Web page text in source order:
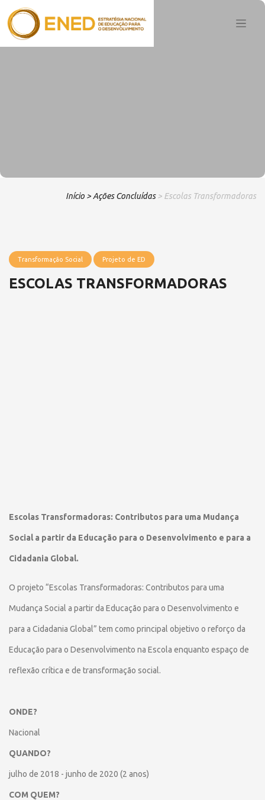
Início > Ações Concluídas > Escolas Transformadoras
Transformação Social Projeto de ED
ESCOLAS TRANSFORMADORAS
Escolas Transformadoras: Contributos para uma Mudança
Social a partir da Educação para o Desenvolvimento e para a
Cidadania Global.
O projeto “Escolas Transformadoras: Contributos para uma
Mudança Social a partir da Educação para o Desenvolvimento e
para a Cidadania Global” tem como principal objetivo o reforço da
Educação para o Desenvolvimento na Escola enquanto espaço de
reflexão crítica e de transformação social.
ONDE?
Nacional
QUANDO?
julho de 2018 - junho de 2020 (2 anos)
COM QUEM?